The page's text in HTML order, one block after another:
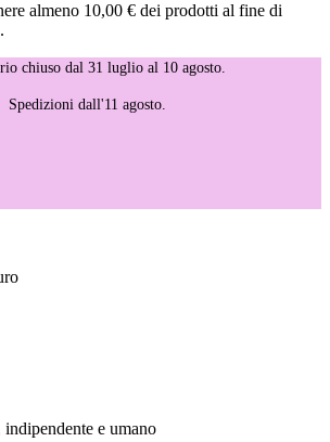
almeno 10,00 € dei prodotti al fine di
chiuso dal 31 luglio al 10 agosto.
Spedizioni dall'11 agosto.
e umano